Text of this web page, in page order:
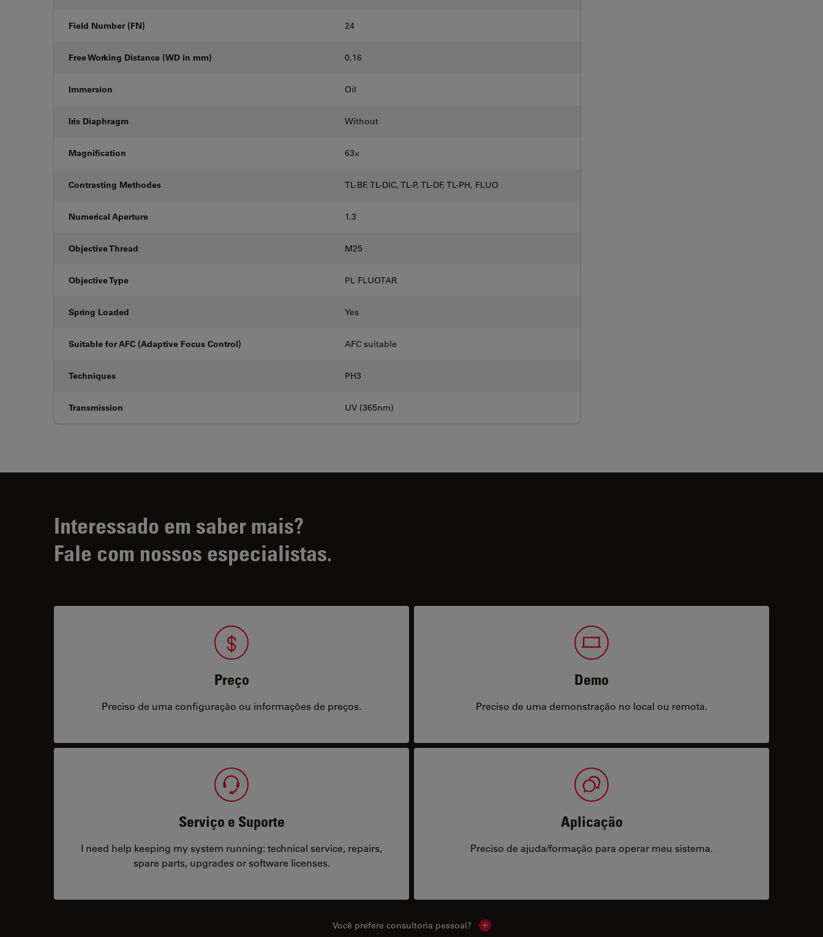
Field Number (FN) 24
Free Working Distance (WD in mm) 0.16
Immersion Oil
Iris Diaphragm Without
Magnification 63⨉
Contrasting Methodes TL-BF, TL-DIC, TL-P, TL-DF, TL-PH, FLUO
Numerical Aperture 1.3
Objective Thread M25
Objective Type PL FLUOTAR
Spring Loaded Yes
Suitable for AFC (Adaptive Focus Control) AFC suitable
Techniques PH3
Transmission UV (365nm)
Interessado em saber mais?
Fale com nossos especialistas.
Preço
Preciso de uma configuração ou informações de preços.
Demo
Preciso de uma demonstração no local ou remota.
Serviço e Suporte
I need help keeping my system running: technical service, repairs,
spare parts, upgrades or software licenses.
Aplicação
Preciso de ajuda/formação para operar meu sistema.
Você prefere consultoria pessoal? Show local contacts